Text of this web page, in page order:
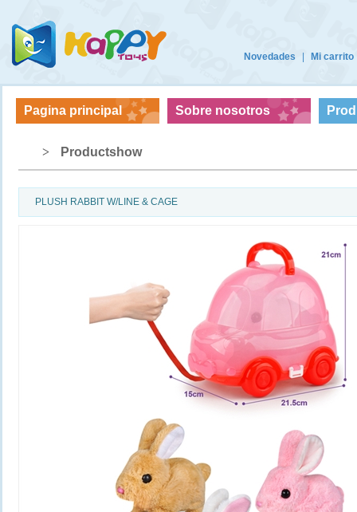
Novedades Mi carrito
Pagina principal Sobre nosotros
> Productshow
PLUSH RABBIT W/LINE & CAGE